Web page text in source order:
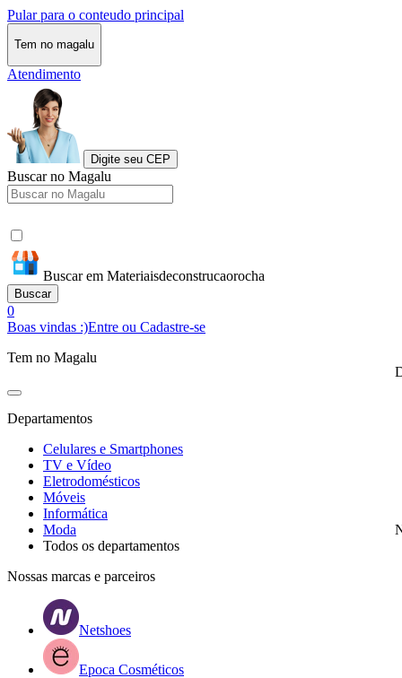
Pular para o conteudo principal
Tem no magalu
Atendimento
Digite seu CEP
Buscar no Magalu
Buscar em Materiaisdeconstrucaorocha
Buscar
0
Boas vindas :)Entre ou Cadastre-se
Tem no Magalu
Departamentos
Celulares e Smartphones
TV e Vídeo
Eletrodomésticos
Móveis
Informática
Moda
Todos os departamentos
Nossas marcas e parceiros
Netshoes
Epoca Cosméticos